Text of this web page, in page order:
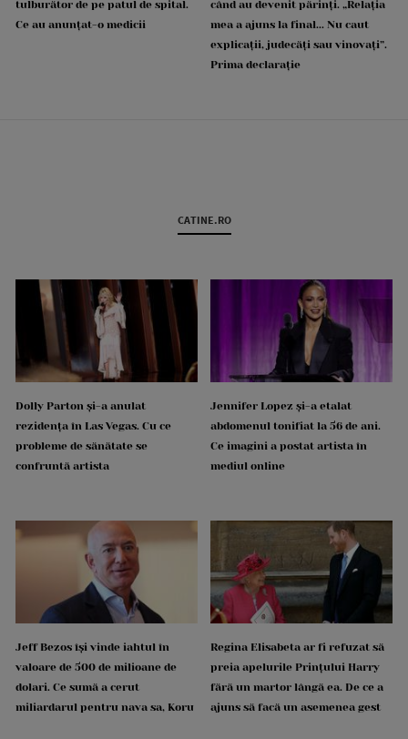
tulburător de pe patul de spital.
Ce au anunțat-o medicii
când au devenit părinți. „Relația
mea a ajuns la final... Nu caut
explicații, judecăți sau vinovați”.
Prima declarație
CATINE.RO
Dolly Parton și-a anulat
rezidența în Las Vegas. Cu ce
probleme de sănătate se
confruntă artista
Jennifer Lopez și-a etalat
abdomenul tonifiat la 56 de ani.
Ce imagini a postat artista în
mediul online
Jeff Bezos își vinde iahtul în
valoare de 500 de milioane de
dolari. Ce sumă a cerut
miliardarul pentru nava sa, Koru
Regina Elisabeta ar fi refuzat să
preia apelurile Prințului Harry
fără un martor lângă ea. De ce a
ajuns să facă un asemenea gest